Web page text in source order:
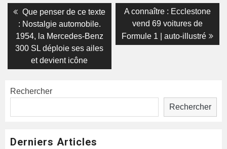
Navigation
de
l’article
Previous
post:
Que penser de ce texte
: Nostalgie automobile.
1954, la Mercedes-Benz
300 SL déploie ses ailes
et devient icône
Next
post:
A connaître : Ecclestone
vend 69 voitures de
Formule 1 | auto-illustré
Rechercher
Rechercher
Derniers Articles